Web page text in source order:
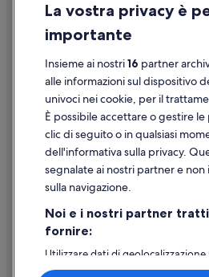
Informazioni legali/Contatti
Linee guida sui contenuti e segnalazione
Supporto
Assistenza clienti
Contattaci
Come cancellare un volo
Come modificare la prenotazione di un
Utilizzare un coupon Expedia
Documenti per i viaggi internazionali
La vostra privacy è
importante
Insieme ai nostri16 partner
alle informazioni sul dispositivo
univoci nei cookie, per il
È possibile accettare o gestire
clic di seguito o in qualsiasi
dell'informativa sulla privacy.
segnalate ai nostri partner e
sulla navigazione.
Noi e i nostri partner
fornire:
Utilizzare dati di geolocalizzazione
delle caratteristiche del